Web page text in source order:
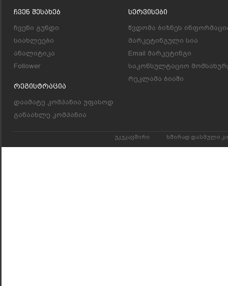
Ჩვენ Შესახებ
ჩვენი გუნდი
სიახლეები
ანალიტიკა
Follower
Რეგისტრაცია
დაამატე კომპანია უფასოდ
განაახლე კომპანია
Სერვისები
წვდომა ბიზნეს
მარკეტინგული სია
Email მარკეტინგი
საკონსულტაციო
რეკლამა ბიაში
უკუკავშირი ხშირად დასმული